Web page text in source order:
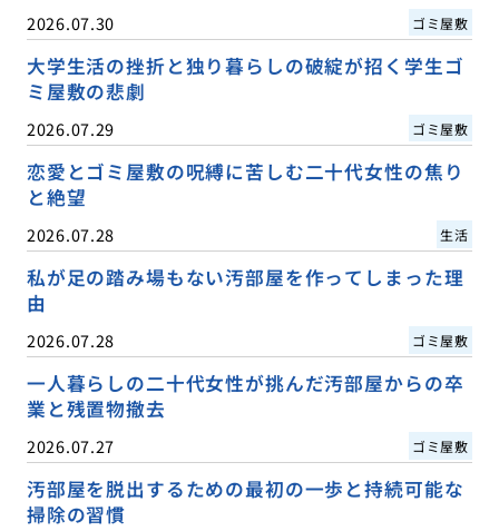
2026.07.30 ゴミ屋敷
大学生活の挫折と独り暮らしの破綻が招く学生ゴ
ミ屋敷の悲劇
2026.07.29 ゴミ屋敷
恋愛とゴミ屋敷の呪縛に苦しむ二十代女性の焦り
と絶望
2026.07.28 生活
私が足の踏み場もない汚部屋を作ってしまった理
由
2026.07.28 ゴミ屋敷
一人暮らしの二十代女性が挑んだ汚部屋からの卒
業と残置物撤去
2026.07.27 ゴミ屋敷
汚部屋を脱出するための最初の一歩と持続可能な
掃除の習慣